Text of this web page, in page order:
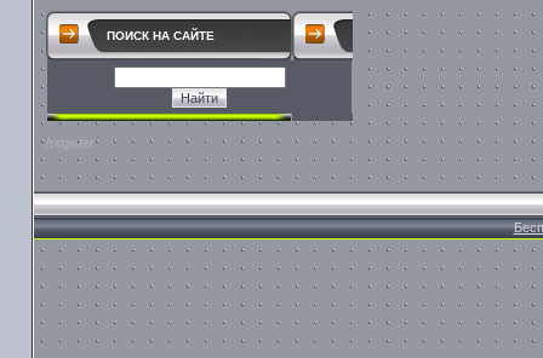
ПОИСК НА САЙТЕ
/register